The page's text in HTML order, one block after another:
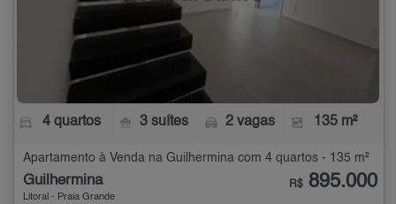
4 quartos 3 suítes 2 vagas 135 m²
Apartamento à Venda na Guilhermina com 4 quartos - 135 m²
Guilhermina
Litoral - Praia Grande
R$ 895.000